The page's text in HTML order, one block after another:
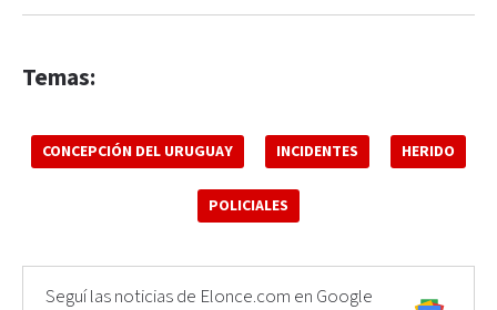
Temas:
CONCEPCIÓN DEL URUGUAY INCIDENTES HERIDO
POLICIALES
Seguí las noticias de Elonce.com en Google